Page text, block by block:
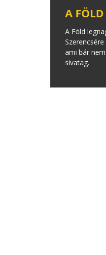
A
A Föld
ami bár
sivatag.